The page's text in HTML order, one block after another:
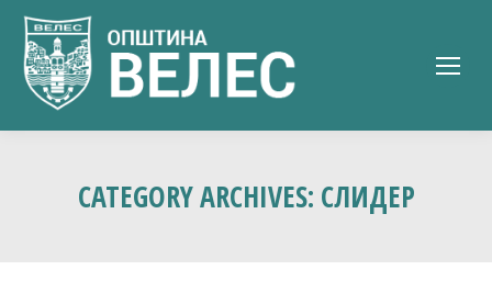
CATEGORY ARCHIVES: СЛИДЕР